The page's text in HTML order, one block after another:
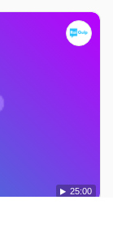
25:00